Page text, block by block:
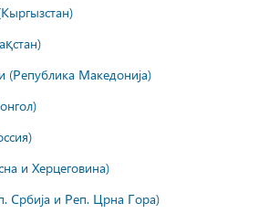
(Република Македонија)
и Херцеговина)
Србија и Реп. Црна Гора)